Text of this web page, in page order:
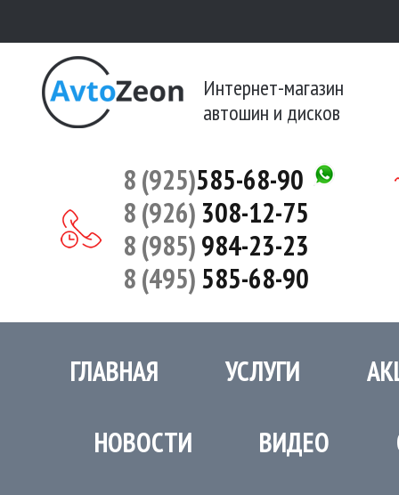
Интернет-магазин
автошин и дисков
8 (925)585-68-90
8 (926) 308-12-75
8 (985)984-23-23
8 (495)585-68-90
ГЛАВНАЯ УСЛУГИ
НОВОСТИ ВИДЕО